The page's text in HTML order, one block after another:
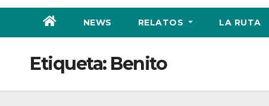
NEWS RELATOS LA RUTA
Etiqueta: Benito